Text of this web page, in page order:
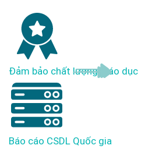
Đảm bảo chất lượng giáo dục
Báo cáo CSDL Quốc gia